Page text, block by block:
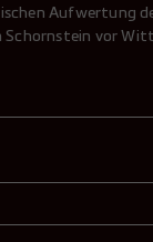
Aufwertung
vor